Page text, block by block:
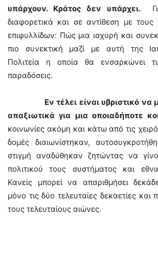
υπάρχουν. Κράτος δεν υπάρχει.
διαφορετικά και σε αντίθεση με
επιφυλλίδων: Πώς μια ισχυρή και
πιο συνεκτική μαζί με αυτή της
Πολιτεία η οποία θα ενσαρκώνει
παραδόσεις.
Εν τέλει είναι υβριστικό να
απαξιωτικά για μια οποιαδήποτε
κοινωνίες ακόμη και κάτω από τις
δομές διαιωνίστηκαν,
στιγμή αναδύθηκαν ζητώντας να
πολιτικού τους συστήματος και
Κανείς μπορεί να απαριθμήσει
μόνο τις δύο τελευταίες δεκαετίες και
τους τελευταίους αιώνες.